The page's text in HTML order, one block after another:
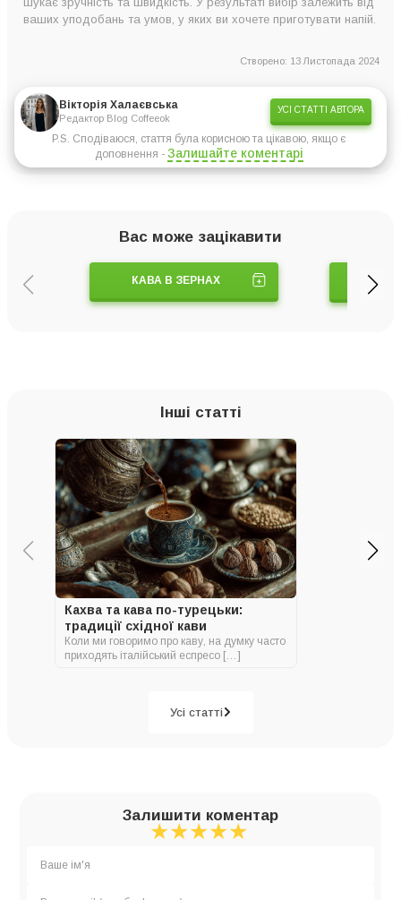
ваших уподобань та умов, у яких ви хочете приготувати напій.
Створено: 13 Листопада 2024
Вікторія Халаєвська
Редактор Blog Coffeeok
УСІ СТАТТІ АВТОРА
P.S. Сподіваюся, стаття була корисною та цікавою, якщо є
доповнення - Залишайте коментарі
Вас може зацікавити
КАВА В ЗЕРНАХ
Інші статті
Кахва та кава по-турецьки:
традиції східної кави
Коли ми говоримо про каву, на думку часто
приходять італійський еспресо […]
Усі статті
Залишити коментар
★
★★
★★★
★★★★
★★★★★